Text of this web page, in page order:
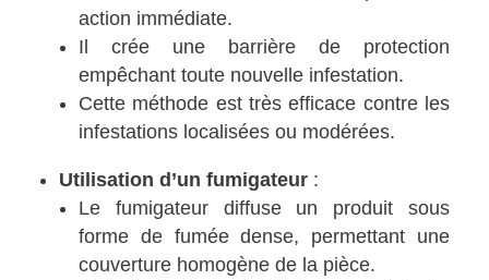
action immédiate.
Il crée une barrière de protection
empêchant toute nouvelle infestation.
Cette méthode est très efficace contre les
infestations localisées ou modérées.
Utilisation d’un fumigateur :
Le fumigateur diffuse un produit sous
forme de fumée dense, permettant une
couverture homogène de la pièce.